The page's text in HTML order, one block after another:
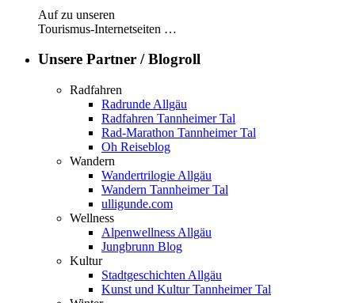
Auf zu unseren
Tourismus-Internetseiten …
Unsere Partner / Blogroll
Radfahren
Radrunde Allgäu
Radfahren Tannheimer Tal
Rad-Marathon Tannheimer Tal
Oh Reiseblog
Wandern
Wandertrilogie Allgäu
Wandern Tannheimer Tal
ulligunde.com
Wellness
Alpenwellness Allgäu
Jungbrunn Blog
Kultur
Stadtgeschichten Allgäu
Kunst und Kultur Tannheimer Tal